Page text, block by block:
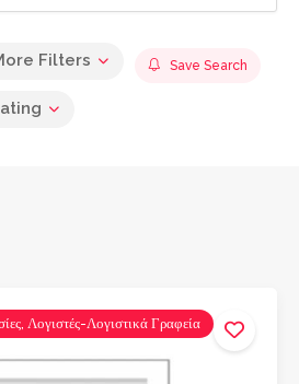
Filters Save Search
Λογιστές-Λογιστικά Γραφεία